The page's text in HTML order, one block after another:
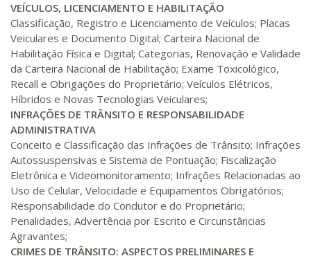
240 H 30 dias 90dias
R$ 1.189,66
Matricular
260 H 33dias 90dias
R$ 1.288,78
Matricular
280 H 35dias
Matricular
300 H 38dias 120dias
R$ 1.487,06
Matricular
320 H 40 dias
Matricular
VEÍCULOS, LICENCIAMENTO E HABILITAÇÃO
Classificação, Registro e Licenciamento de Veículos; Placas
Veiculares e Documento Digital; Carteira Nacional de
Habilitação Física e Digital; Categorias, Renovação e Validade
da Carteira Nacional de Habilitação; Exame Toxicológico,
Recall e Obrigações do Proprietário; Veículos Elétricos,
Híbridos e Novas Tecnologias Veiculares;
INFRAÇÕES DE TRÂNSITO E RESPONSABILIDADE
ADMINISTRATIVA
Conceito e Classificação das Infrações de Trânsito; Infrações
Autossuspensivas e Sistema de Pontuação; Fiscalização
Eletrônica e Videomonitoramento; Infrações Relacionadas ao
Uso de Celular, Velocidade e Equipamentos Obrigatórios;
Responsabilidade do Condutor e do Proprietário;
Penalidades, Advertência por Escrito e Circunstâncias
Agravantes;
CRIMES DE TRÂNSITO: ASPECTOS PRELIMINARES E